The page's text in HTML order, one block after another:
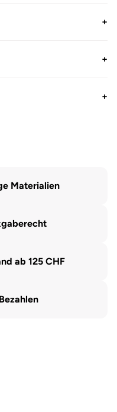
+
+
+
Materialien
ab 125 CHF